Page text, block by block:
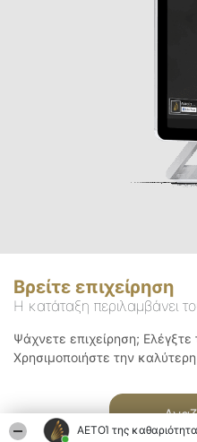
ΑΕΤΟΊ της
Βρείτε επιχείρηση
Η κατάταξη περιλαμβάνει
Ψάχνετε επιχείρηση;
Χρησιμοποιήστε την